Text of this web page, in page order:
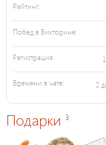
Рейтинг:
Побед в Викторине:
Регистрация:
Времени в чате: 2
Подарки 3